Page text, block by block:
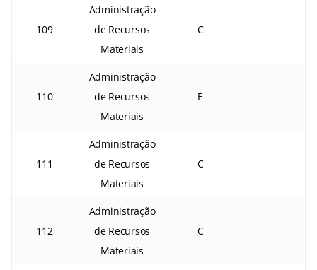
109
Administração
de Recursos
Materiais
C
110
Administração
de Recursos
Materiais
E
111
Administração
de Recursos
Materiais
C
112
Administração
de Recursos
Materiais
C